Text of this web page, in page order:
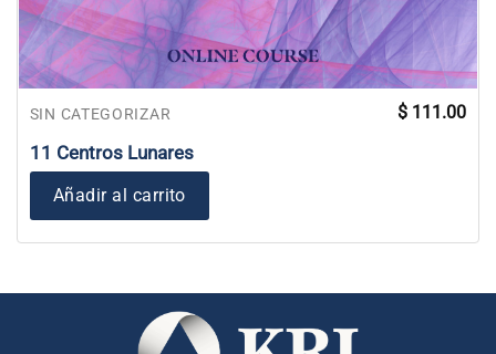
SIN CATEGORIZAR
11 Centros Lunares
$ 111.00
Añadir al carrito